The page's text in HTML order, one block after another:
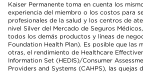
Kaiser Permanente toma en cuenta los
experiencia del miembro o los costos para
profesionales de la salud y los centros de
nivel Silver del Mercado de Seguros
todos los demás productos y líneas de
Foundation Health Plan). Es posible que las
otras, el rendimiento de Healthcare
Information Set (HEDIS)/Consumer
Providers and Systems (CAHPS), las quejas